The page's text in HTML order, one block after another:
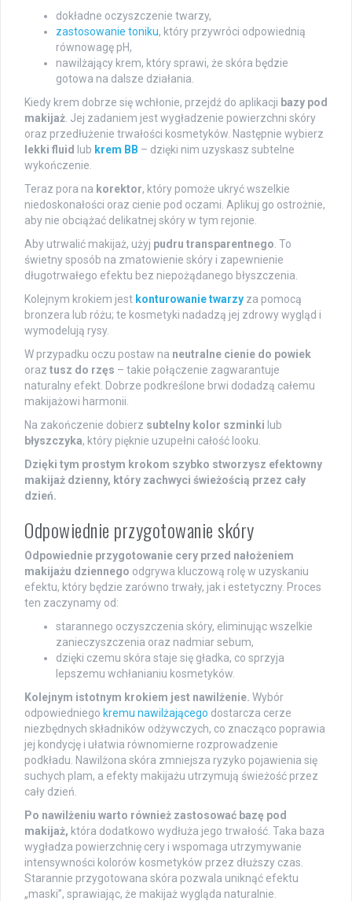
dokładne oczyszczenie twarzy,
zastosowanie toniku, który przywróci odpowiednią
równowagę pH,
nawilżający krem, który sprawi, że skóra będzie
gotowa na dalsze działania.
Kiedy krem dobrze się wchłonie, przejdź do aplikacji bazy pod
makijaż. Jej zadaniem jest wygładzenie powierzchni skóry
oraz przedłużenie trwałości kosmetyków. Następnie wybierz
lekki fluid
lub krem BB – dzięki nim uzyskasz subtelne
wykończenie.
Teraz pora na korektor, który pomoże ukryć wszelkie
niedoskonałości oraz cienie pod oczami. Aplikuj go ostrożnie,
aby nie obciążać delikatnej skóry w tym rejonie.
Aby utrwalić makijaż, użyj pudru transparentnego. To
świetny sposób na zmatowienie skóry i zapewnienie
długotrwałego efektu bez niepożądanego błyszczenia.
Kolejnym krokiem jest konturowanie twarzy za pomocą
bronzera lub różu; te kosmetyki nadadzą jej zdrowy wygląd i
wymodelują rysy.
W przypadku oczu postaw na neutralne cienie do powiek
oraz tusz do rzęs – takie połączenie zagwarantuje
naturalny efekt. Dobrze podkreślone brwi dodadzą całemu
makijażowi harmonii.
Na zakończenie dobierz subtelny kolor szminki lub
błyszczyka, który pięknie uzupełni całość looku.
Dzięki tym prostym krokom szybko stworzysz efektowny
makijaż dzienny, który zachwyci świeżością przez cały
dzień.
Odpowiednie przygotowanie skóry
Odpowiednie przygotowanie cery przed nałożeniem
makijażu dziennego odgrywa kluczową rolę w uzyskaniu
efektu, który będzie zarówno trwały, jak i estetyczny. Proces
ten zaczynamy od:
starannego oczyszczenia skóry, eliminując wszelkie
zanieczyszczenia oraz nadmiar sebum,
dzięki czemu skóra staje się gładka, co sprzyja
lepszemu wchłanianiu kosmetyków.
Kolejnym istotnym krokiem jest nawilżenie. Wybór
odpowiedniego kremu nawilżającego dostarcza cerze
niezbędnych składników odżywczych, co znacząco poprawia
jej kondycję i ułatwia równomierne rozprowadzenie
podkładu. Nawilżona skóra zmniejsza ryzyko pojawienia się
suchych plam, a efekty makijażu utrzymują świeżość przez
cały dzień.
Po nawilżeniu warto również zastosować bazę pod
makijaż, która dodatkowo wydłuża jego trwałość. Taka baza
wygładza powierzchnię cery i wspomaga utrzymywanie
intensywności kolorów kosmetyków przez dłuższy czas.
Starannie przygotowana skóra pozwala uniknąć efektu
„maski”, sprawiając, że makijaż wygląda naturalnie.